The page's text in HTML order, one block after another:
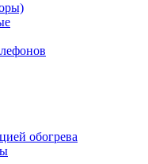
обогрева